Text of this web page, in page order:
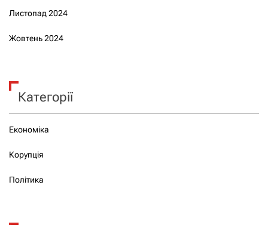
Листопад 2024
Жовтень 2024
Категорії
Економіка
Корупція
Політика